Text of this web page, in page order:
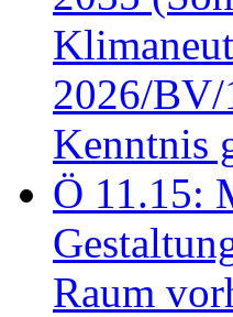
2026/
Kenntnis
Ö 11.15:
Raum